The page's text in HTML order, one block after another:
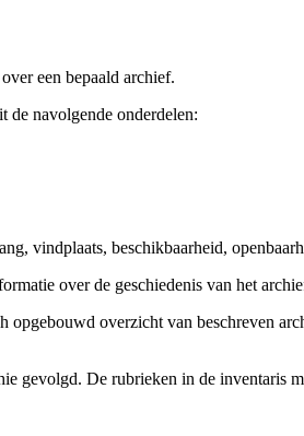
een bepaald archief.
de navolgende onderdelen:
vindplaats, beschikbaarheid,
over de geschiedenis van het
opgebouwd overzicht van beschreven
gevolgd. De rubrieken in de inventaris